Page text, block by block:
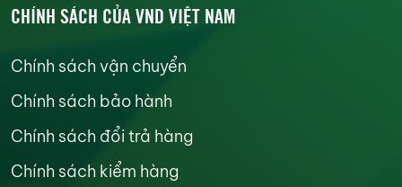
CHÍNH SÁCH CỦA VND VIỆT NAM
Chính sách vận chuyển
Chính sách bảo hành
Chính sách đổi trả hàng
Chính sách kiểm hàng